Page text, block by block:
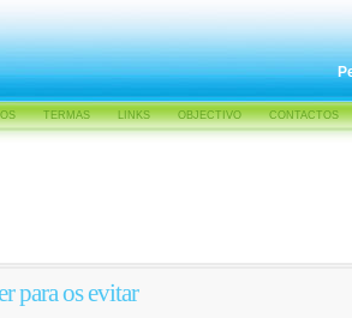
TERMAS LINKS OBJECTIVO CONTACTOS
para os evitar